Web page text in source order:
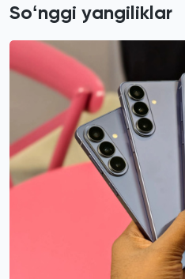
Soʻnggi yangiliklar